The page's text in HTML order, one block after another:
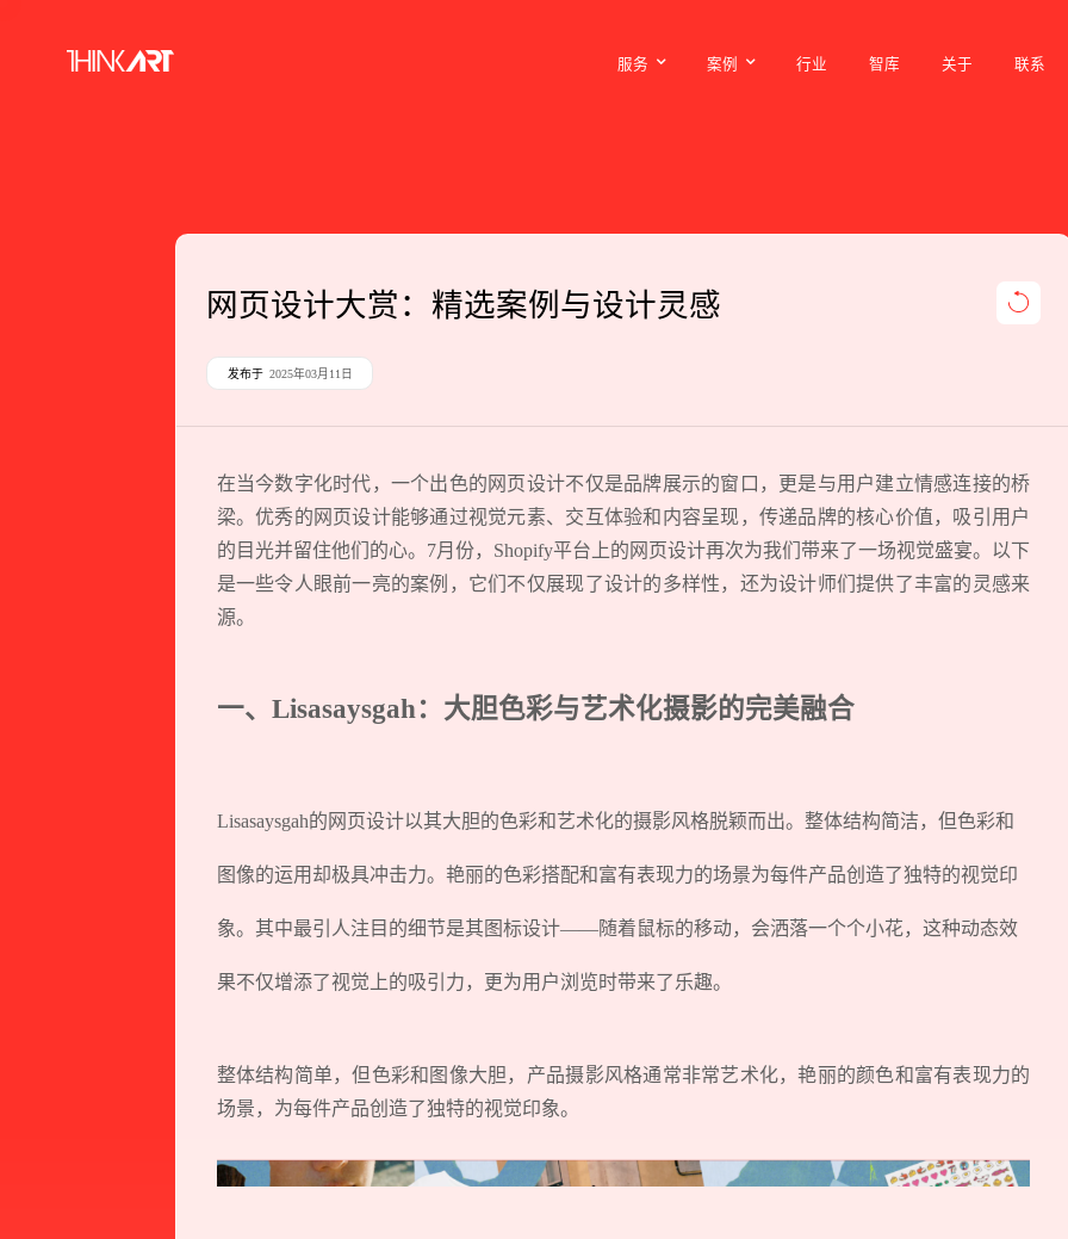
服务
案例
行业
智库
关于
联系
网页设计大赏：精选案例与设计灵感
发布于 2025年03月11日
在当今数字化时代，一个出色的网页设计不仅是品牌展示的窗口，更是与用户建立情感连接的桥
梁。优秀的网页设计能够通过视觉元素、交互体验和内容呈现，传递品牌的核心价值，吸引用户
的目光并留住他们的心。7月份，Shopify平台上的网页设计再次为我们带来了一场视觉盛宴。以下
是一些令人眼前一亮的案例，它们不仅展现了设计的多样性，还为设计师们提供了丰富的灵感来
源。
一、Lisasaysgah：大胆色彩与艺术化摄影的完美融合
Lisasaysgah的网页设计以其大胆的色彩和艺术化的摄影风格脱颖而出。整体结构简洁，但色彩和
图像的运用却极具冲击力。艳丽的色彩搭配和富有表现力的场景为每件产品创造了独特的视觉印
象。其中最引人注目的细节是其图标设计——随着鼠标的移动，会洒落一个个小花，这种动态效
果不仅增添了视觉上的吸引力，更为用户浏览时带来了乐趣。
整体结构简单，但色彩和图像大胆，产品摄影风格通常非常艺术化，艳丽的颜色和富有表现力的
场景，为每件产品创造了独特的视觉印象。